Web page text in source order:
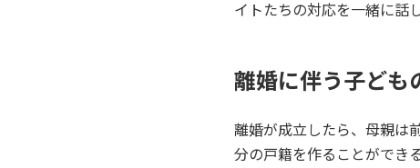
イトたちの対応を一緒に話
離婚に伴う子ども
離婚が成立したら、母親は
分の戸籍を作ることができ